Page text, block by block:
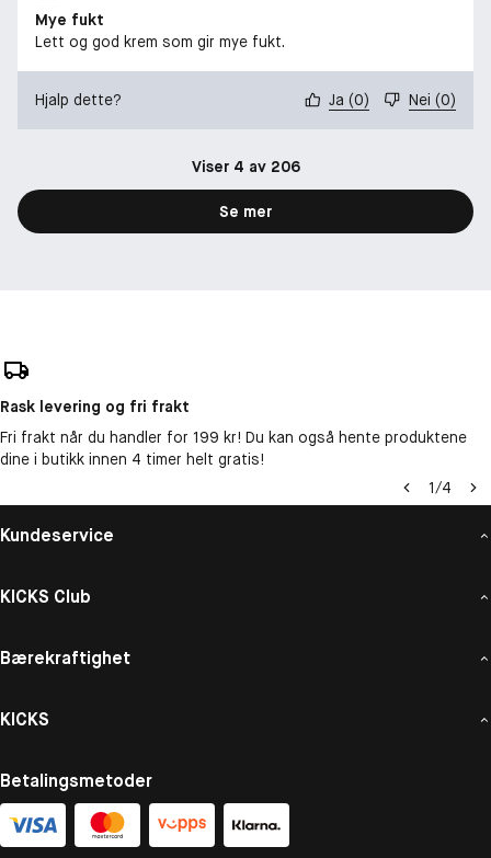
Mye fukt
Lett og god krem som gir mye fukt.
Hjalp dette? Ja (0) Nei (0)
Viser 4 av 206
Se mer
Rask levering og fri frakt
Fri frakt når du handler for 199 kr! Du kan også hente produktene
dine i butikk innen 4 timer helt gratis!
1/4
Kundeservice
KICKS Club
Bærekraftighet
KICKS
Betalingsmetoder